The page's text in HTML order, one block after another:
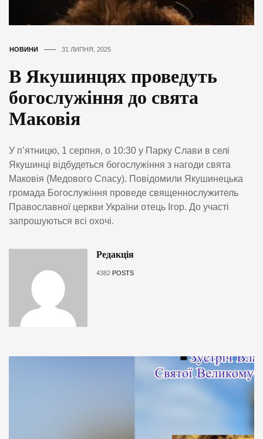
НОВИНИ 31 ЛИПНЯ, 2025
В Якушинцях проведуть
богослужіння до свята
Маковія
У п’ятницю, 1 серпня, о 10:30 у Парку Слави в селі
Якушинці відбудеться богослужіння з нагоди свята
Маковія (Медового Спасу). Повідомили Якушинецька
громада Богослужіння проведе священнослужитель
Православної церкви України отець Ігор. До участі
запрошуються всі охочі.
Редакція
4382 POSTS